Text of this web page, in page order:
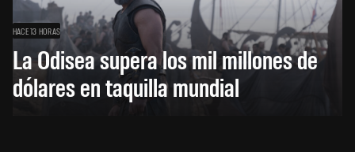
HACE 13 HORAS
La Odisea supera los mil millones de
dólares en taquilla mundial